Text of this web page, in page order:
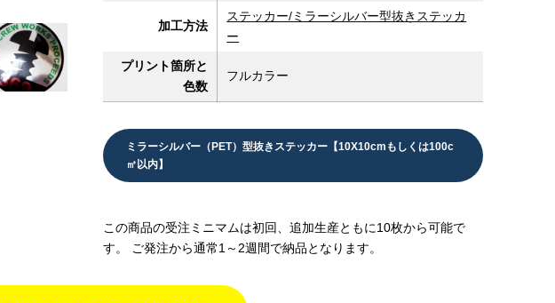
加工方法
ステッカー/ミラーシルバー型抜きステッカ
ー
プリント箇所と
色数
フルカラー
ミラーシルバー（PET）型抜きステッカー【10X10cmもしくは100c
㎡以内】
この商品の受注ミニマムは初回、追加生産ともに10枚から可能で
す。 ご発注から通常1～2週間で納品となります。